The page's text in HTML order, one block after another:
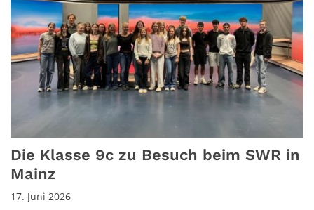
Die Klasse 9c zu Besuch beim SWR in
Mainz
17. Juni 2026